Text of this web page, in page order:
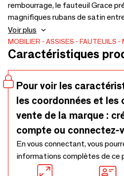
rembourrage, le fauteuil Grace
magnifiques rubans de satin
en bouclette, soutenu par de
brossé de forme organique avec
Un produit d'ameublement haut
utiliser cette pièce pour améliorer
de loisirs ou votre chambre à
Voir plus
MOBILIER ASSISES FAUTEUILS
Caractéristiques
Pour voir les
les coordonnées et les
vente de la marque :
compte ou connectez-
En vous connectant, vous
informations complètes de ce